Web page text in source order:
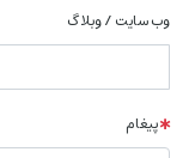
وب سایت / وبلاگ
پیغام